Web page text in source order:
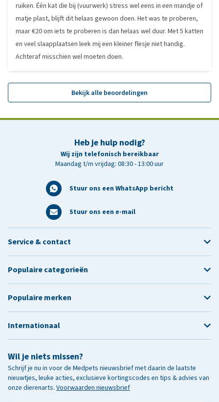
ruiken. Één kat die bij (vuurwerk) stress wel eens in een mandje of
matje plast, blijft dit helaas gewoon doen. Het was te proberen,
maar €20 om iets te proberen is dan helaas wel duur. Met 5 katten
en veel slaapplaatsen leek mij een kleiner flesje niet handig.
Achteraf misschien wel moeten doen.
Bekijk alle beoordelingen
Heb je hulp nodig?
Wij zijn telefonisch bereikbaar
Maandag t/m vrijdag: 08:30 - 13:00 uur
Stuur ons een WhatsApp bericht
Stuur ons een e-mail
Wil je niets missen?
Schrijf je nu in voor de Medpets nieuwsbrief met daarin de laatste
nieuwtjes, leuke acties, exclusieve kortingscodes en tips & advies van
onze dierenarts. Voorwaarden nieuwsbrief
Service & contact
Populaire categorieën
Populaire merken
Internationaal